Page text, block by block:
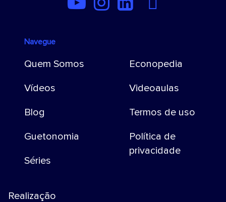
Navegue
Quem Somos
Vídeos
Blog
Guetonomia
Séries
Econopedia
Videoaulas
Termos de uso
Política de
privacidade
Realização